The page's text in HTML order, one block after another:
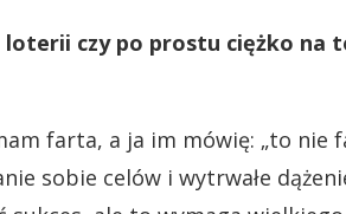
loterii czy po prostu ciężko na
farta, a ja im mówię: „to nie
sobie celów i wytrwałe